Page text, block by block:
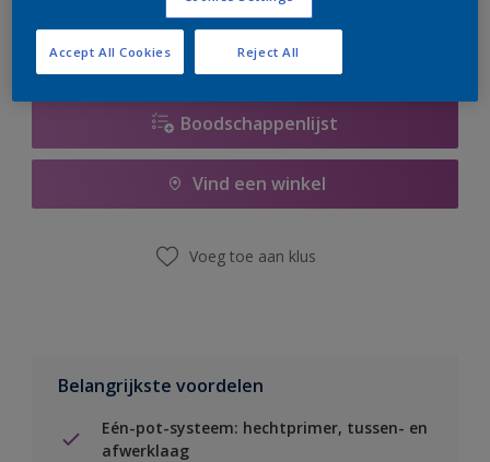
Boodschappenlijst
Vind een winkel
Voeg toe aan klus
Belangrijkste voordelen
Eén-pot-systeem: hechtprimer, tussen- en
afwerklaag
Reject All
Accept All Cookies